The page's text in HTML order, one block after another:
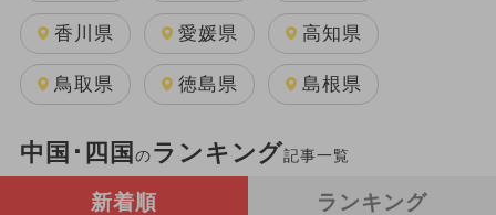
香川県 愛媛県 高知県
鳥取県 徳島県 島根県
中国･四国 のランキング記事一覧
新着順 ランキング